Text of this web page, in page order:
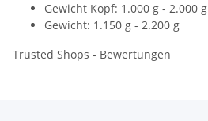
Gewicht Kopf: 1.000 g - 2.000 g
Gewicht: 1.150 g - 2.200 g
Trusted Shops - Bewertungen